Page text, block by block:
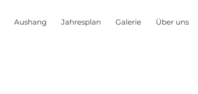
Aushang Jahresplan Galerie Über uns